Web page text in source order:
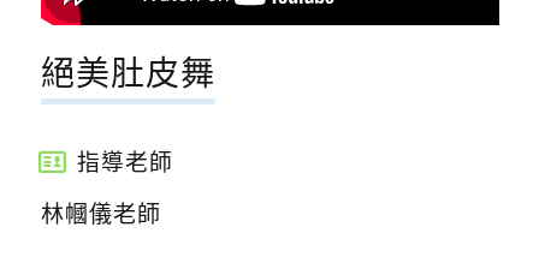
絕美肚皮舞
指導老師
林幗儀老師